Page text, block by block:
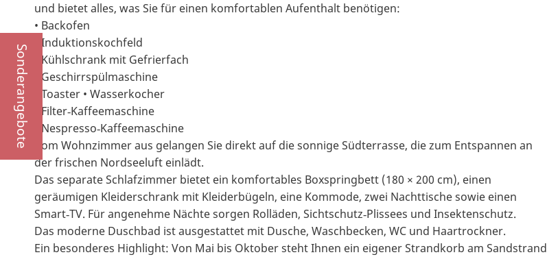
Sonderangebote
und bietet alles, was Sie für einen komfortablen Aufenthalt benötigen:
• Backofen
• Induktionskochfeld
• Kühlschrank mit Gefrierfach
• Geschirrspülmaschine
• Toaster • Wasserkocher
• Filter‑Kaffeemaschine
• Nespresso‑Kaffeemaschine
Vom Wohnzimmer aus gelangen Sie direkt auf die sonnige Südterrasse, die zum Entspannen an
der frischen Nordseeluft einlädt.
Das separate Schlafzimmer bietet ein komfortables Boxspringbett (180 × 200 cm), einen
geräumigen Kleiderschrank mit Kleiderbügeln, eine Kommode, zwei Nachttische sowie einen
Smart‑TV. Für angenehme Nächte sorgen Rolläden, Sichtschutz‑Plissees und Insektenschutz.
Das moderne Duschbad ist ausgestattet mit Dusche, Waschbecken, WC und Haartrockner.
Ein besonderes Highlight: Von Mai bis Oktober steht Ihnen ein eigener Strandkorb am Sandstrand